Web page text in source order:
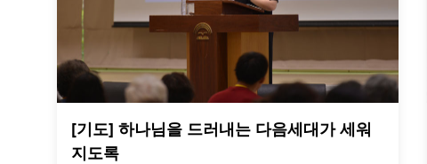
[기도] 하나님을 드러내는 다음세대가 세워
지도록